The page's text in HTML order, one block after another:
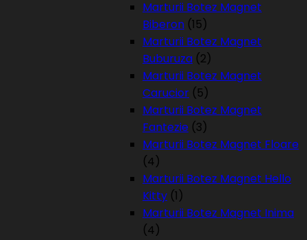
Marturii Botez Magnet
Biberon (15)
Marturii Botez Magnet
Buburuza (2)
Marturii Botez Magnet
Carucior (5)
Marturii Botez Magnet
Fantezie (3)
Marturii Botez Magnet Floare
(4)
Marturii Botez Magnet Hello
Kitty (1)
Marturii Botez Magnet Inima
(4)